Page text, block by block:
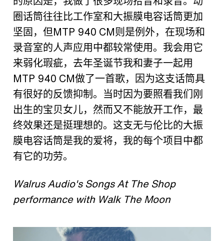
圈话筒往往比工作室和大振膜电容话筒更加
坚固，但MTP 940 CM则是例外，在现场和
录音室的人声应用中都较常使用。我会用它
来弱化瑕疵，去年圣诞节我和妻子一起用
MTP 940 CM做了一首歌，因为这支话筒具
有很好的反馈抑制。当时因为要照看我们刚
出生的宝贝女儿，然而又不能放开工作，最
终效果还是挺理想的。这支无与伦比的大振
膜电容话筒是我的爱将，我的每个项目中都
有它的功劳。
Walrus Audio's Songs At The Shop
performance with Walk The Moon